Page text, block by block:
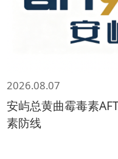
2026.08.07
安屿总黄曲霉毒素
素防线